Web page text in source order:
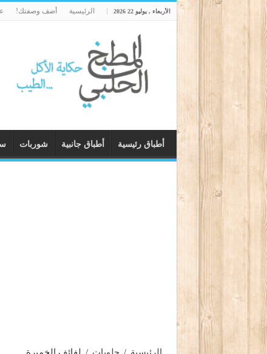
الأربعاء , يوليو 22 2026 الرئيسية أضف وصفتك!
أطباق رئيسية أطباق جانبية شوربات